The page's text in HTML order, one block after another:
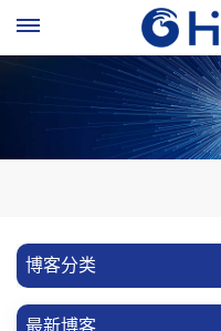
博客分类